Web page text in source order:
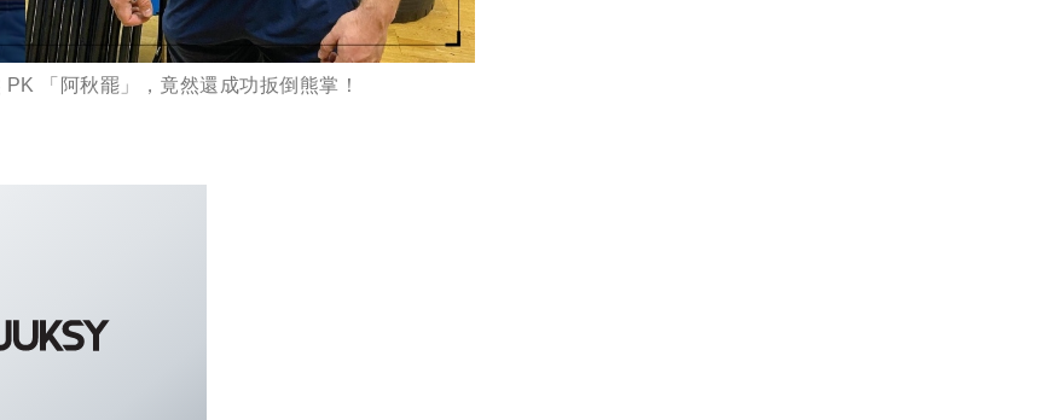
「阿秋罷」，竟然還成功扳倒熊掌！